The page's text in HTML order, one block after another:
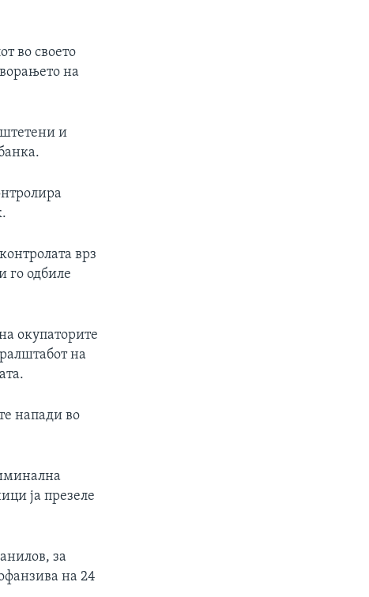
во своето
на
и
врз
го одбиле
окупаторите
на
напади во
ја презеле
за
на 24